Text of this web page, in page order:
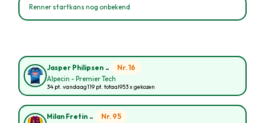
Renner startkans nog onbekend
Jasper Philipsen - Nr. 16
Alpecin - Premier Tech
34 pt. vandaag119 pt. totaal953 x gekozen
Milan Fretin - Nr. 95